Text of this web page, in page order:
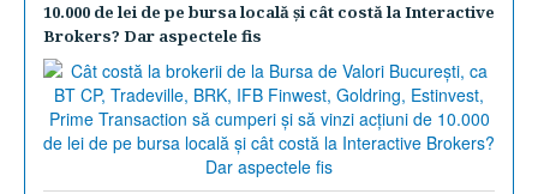
10.000 de lei de pe bursa locală şi cât costă la Interactive
Brokers? Dar aspectele fis